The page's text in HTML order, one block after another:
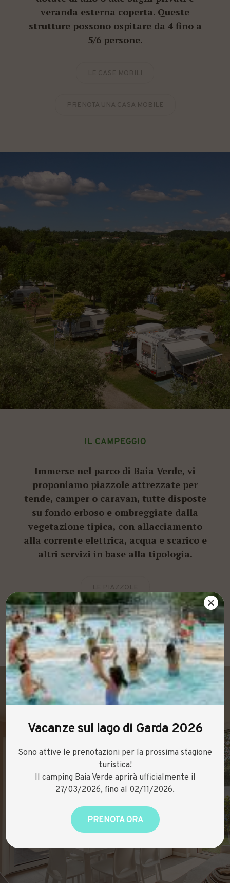
veranda esterna coperta. Queste
strutture possono ospitare da 4 fino a
5/6 persone.
LE CASE MOBILI
PRENOTA UNA CASA MOBILE
IL CAMPEGGIO
Immerse nel parco di Baia Verde, vi
proponiamo piazzole attrezzate per
tende, camper o caravan, tutte disposte
su fondo erboso e ombreggiate dalla
vegetazione tipica, con allacciamento
alla corrente elettrica, acqua e scarico e
altri servizi in base alla tipologia.
LE PIAZZOLE
PRENOTA UNA PIAZZOLA
Vacanze sul lago di Garda 2026
Sono attive le prenotazioni per la prossima stagione
turistica!
Il camping Baia Verde aprirà ufficialmente il
27/03/2026, fino al 02/11/2026.
PRENOTA ORA